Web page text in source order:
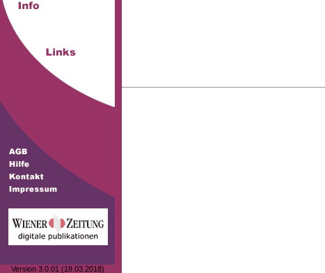
Version 3.0.01 (18.03.2018)